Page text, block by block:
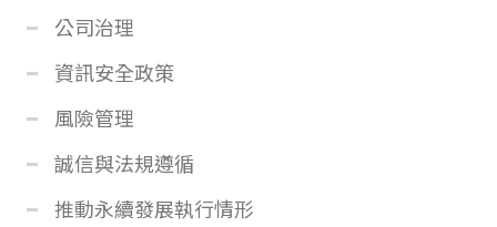
公司治理
資訊安全政策
風險管理
誠信與法規遵循
推動永續發展執行情形